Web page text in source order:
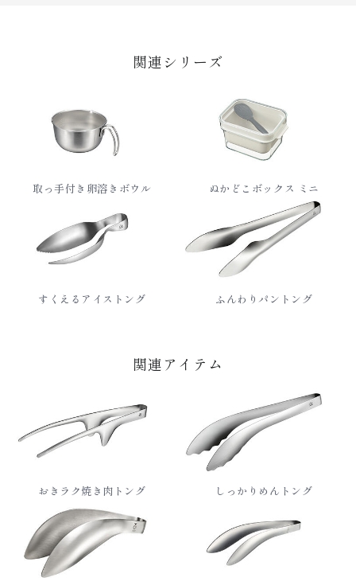
関連シリーズ
取っ手付き卵溶きボウル ぬかどこボックス ミニ
すくえるアイストング ふんわりパントング
関連アイテム
おきラク焼き肉トング しっかりめんトング